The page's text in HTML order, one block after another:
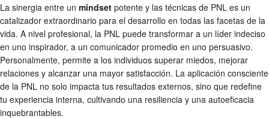
La sinergia entre un mindset potente y las técnicas de PNL es un
catalizador extraordinario para el desarrollo en todas las facetas de la
vida. A nivel profesional, la PNL puede transformar a un líder indeciso
en uno inspirador, a un comunicador promedio en uno persuasivo.
Personalmente, permite a los individuos superar miedos, mejorar
relaciones y alcanzar una mayor satisfacción. La aplicación consciente
de la PNL no solo impacta tus resultados externos, sino que redefine
tu experiencia interna, cultivando una resiliencia y una autoeficacia
inquebrantables.